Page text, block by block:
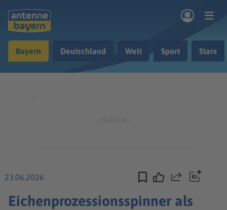
Musik & Radio
Bayern Deutschland Welt Sport Stars
23.06.2026 Teilen
Eichenprozessionsspinner als